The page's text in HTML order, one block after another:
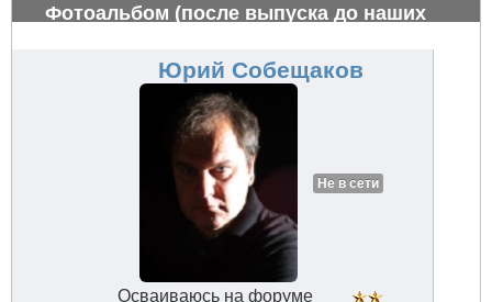
Фотоальбом (после выпуска до наших
Юрий Собещаков
Не в сети
Осваиваюсь на форуме